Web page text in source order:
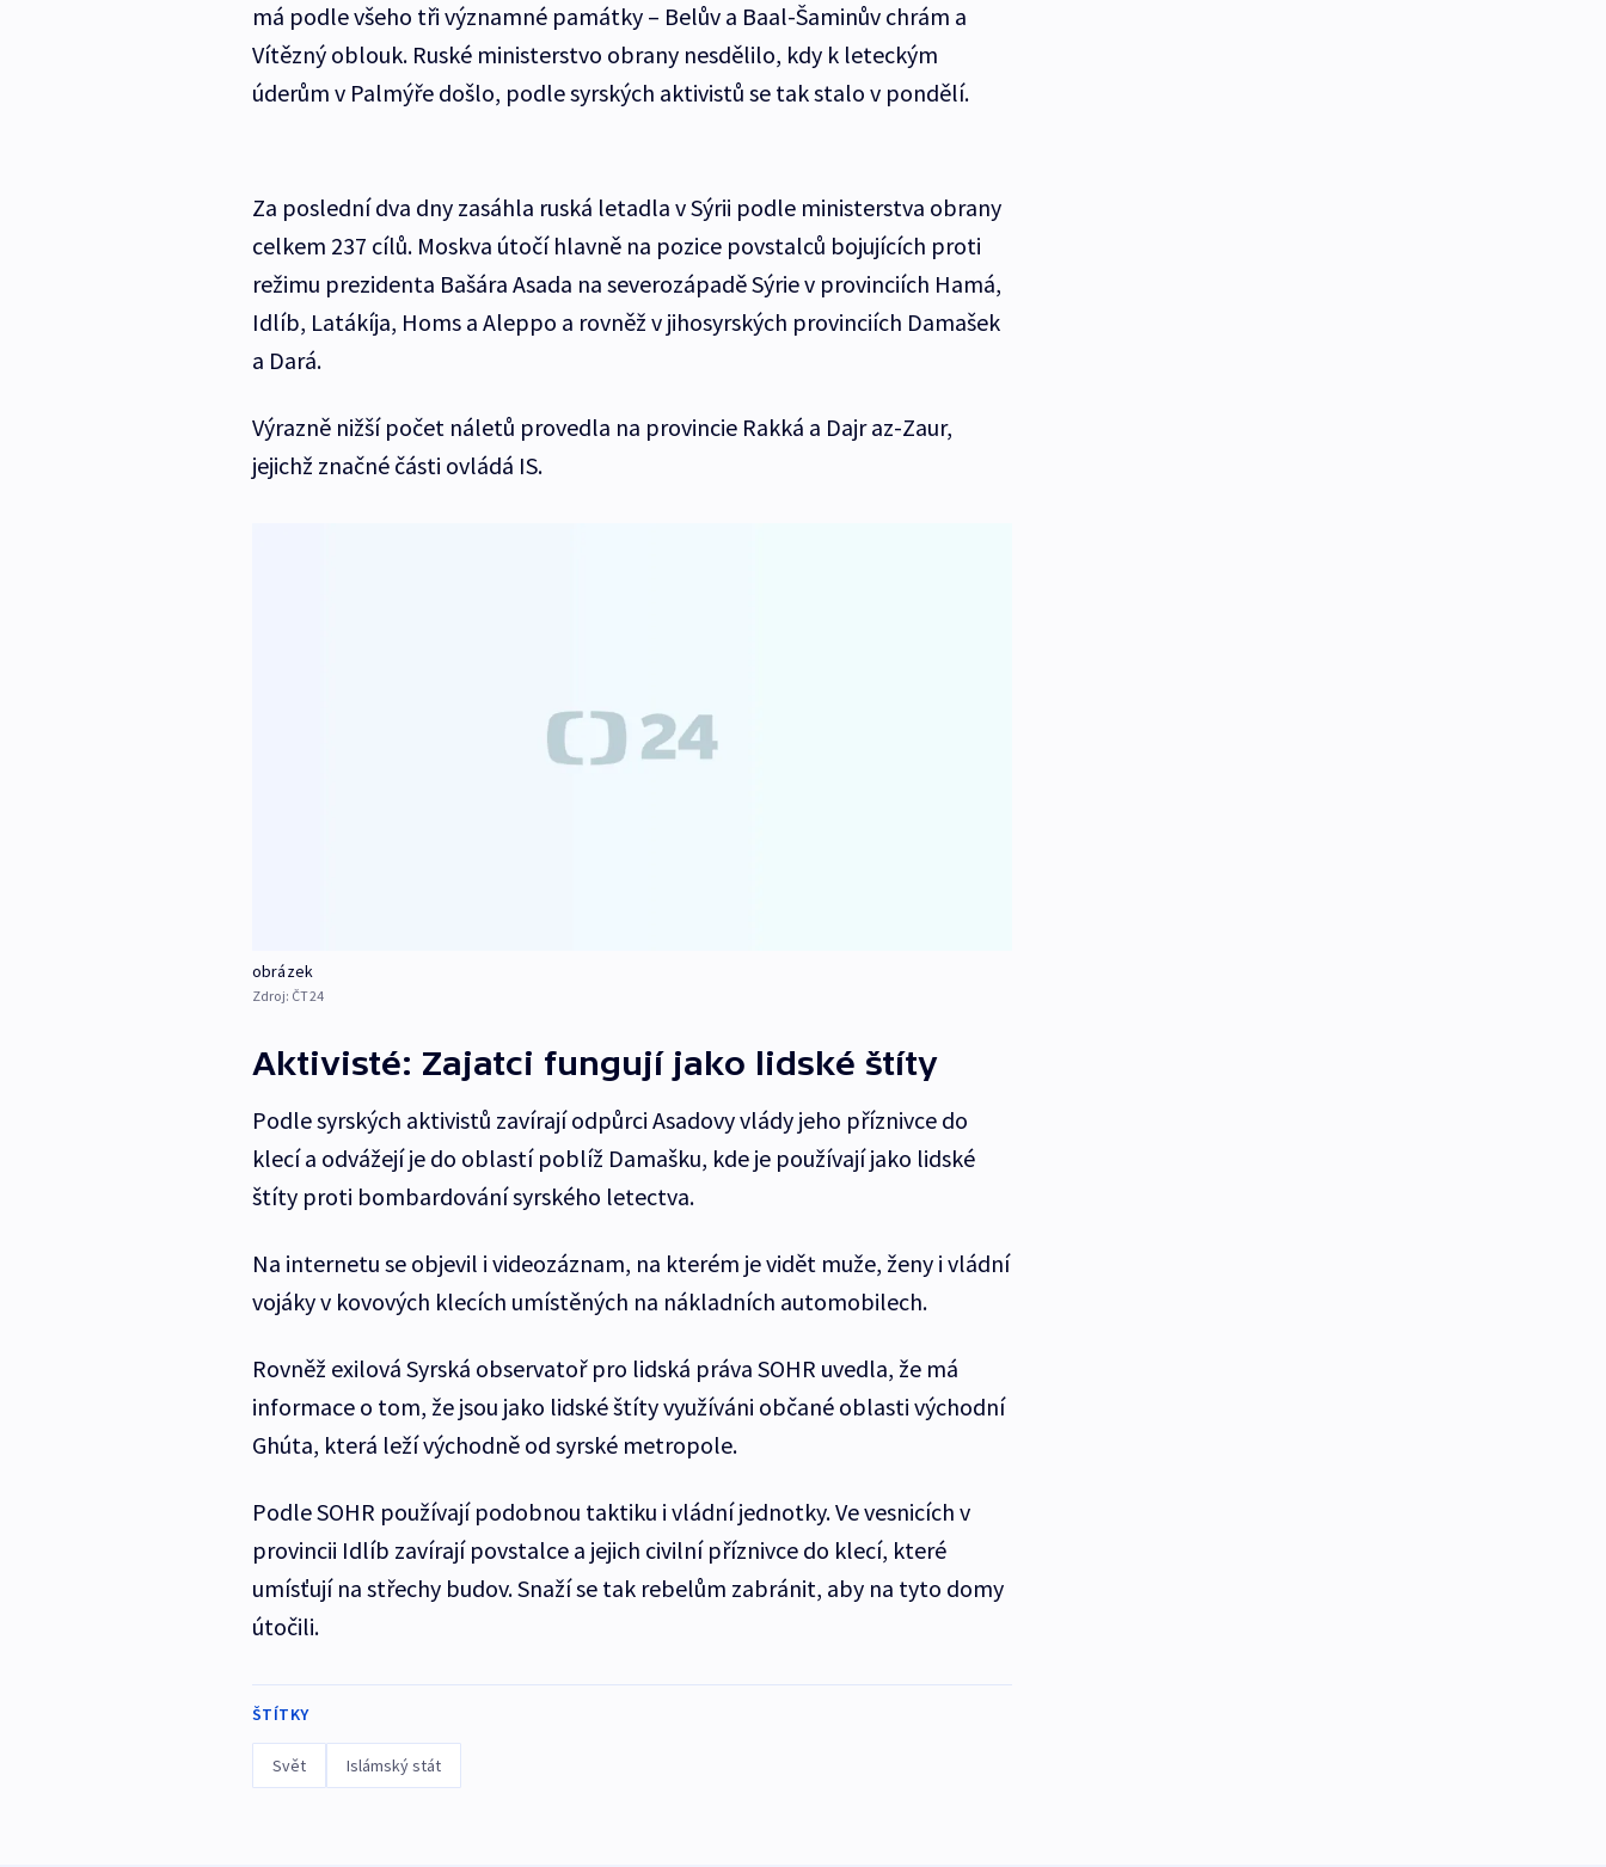
má podle všeho tři významné památky – Belův a Baal-Šaminův chrám a
Vítězný oblouk. Ruské ministerstvo obrany nesdělilo, kdy k leteckým
úderům v Palmýře došlo, podle syrských aktivistů se tak stalo v pondělí.
Za poslední dva dny zasáhla ruská letadla v Sýrii podle ministerstva obrany
celkem 237 cílů. Moskva útočí hlavně na pozice povstalců bojujících proti
režimu prezidenta Bašára Asada na severozápadě Sýrie v provinciích Hamá,
Idlíb, Latákíja, Homs a Aleppo a rovněž v jihosyrských provinciích Damašek
a Dará.
Výrazně nižší počet náletů provedla na provincie Rakká a Dajr az-Zaur,
jejichž značné části ovládá IS.
obrázek
Zdroj: ČT24
Aktivisté: Zajatci fungují jako lidské štíty
Podle syrských aktivistů zavírají odpůrci Asadovy vlády jeho příznivce do
klecí a odvážejí je do oblastí poblíž Damašku, kde je používají jako lidské
štíty proti bombardování syrského letectva.
Na internetu se objevil i videozáznam, na kterém je vidět muže, ženy i vládní
vojáky v kovových klecích umístěných na nákladních automobilech.
Rovněž exilová Syrská observatoř pro lidská práva SOHR uvedla, že má
informace o tom, že jsou jako lidské štíty využíváni občané oblasti východní
Ghúta, která leží východně od syrské metropole.
Podle SOHR používají podobnou taktiku i vládní jednotky. Ve vesnicích v
provincii Idlíb zavírají povstalce a jejich civilní příznivce do klecí, které
umísťují na střechy budov. Snaží se tak rebelům zabránit, aby na tyto domy
útočili.
ŠTÍTKY
Svět Islámský stát